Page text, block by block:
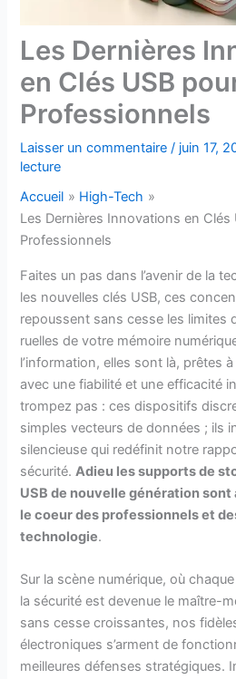
Les Dernières
en Clés USB
Professionnels
Laisser un commentaire / juin 17,
lecture
Accueil
High-Tech
Les Dernières Innovations en Clés
Professionnels
Faites un pas dans l’avenir de la
les nouvelles clés USB, ces
repoussent sans cesse les limites
ruelles de votre mémoire
l’information, elles sont là, prêtes
avec une fiabilité et une efficacité
trompez pas : ces dispositifs
simples vecteurs de données ; ils
silencieuse qui redéfinit notre
sécurité.Adieu les supports de
USB de nouvelle génération
le coeur des professionnels et
technologie.
Sur la scène numérique, où
la sécurité est devenue le maître-
sans cesse croissantes, nos
électroniques s’arment de
meilleures défenses stratégiques.